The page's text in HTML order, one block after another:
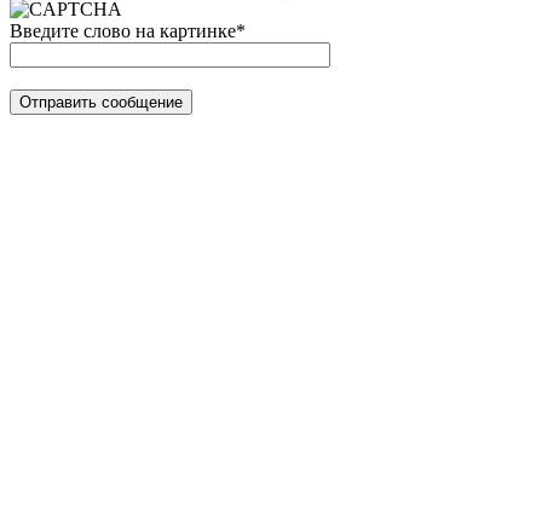
Введите слово на картинке*